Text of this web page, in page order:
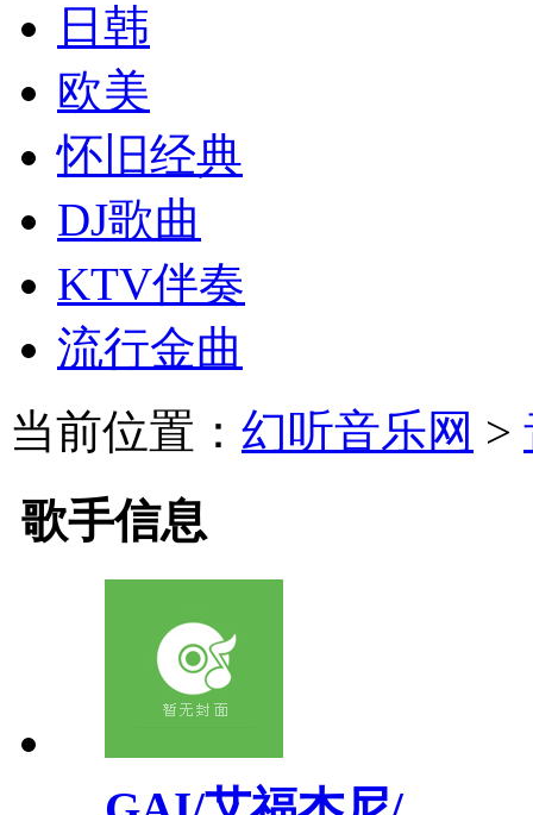
日韩
欧美
怀旧经典
DJ歌曲
KTV伴奏
流行金曲
当前位置： 幻听音乐网 >
歌手信息